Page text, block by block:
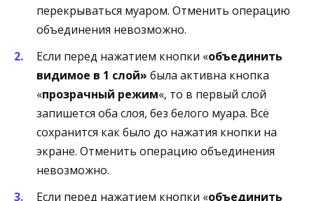
перекрываться муаром. Отменить операцию
объединения невозможно.
Если перед нажатием кнопки «объединить
видимое в 1 слой» была активна кнопка
«прозрачный режим«, то в первый слой
запишется оба слоя, без белого муара. Всё
сохранится как было до нажатия кнопки на
экране. Отменить операцию объединения
невозможно.
Если перед нажатием кнопки «объединить